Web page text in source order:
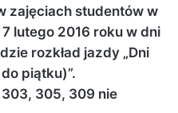
zajęciach studentów w
lutego 2016 roku w dni
rozkład jazdy „Dni
piątku)”.
305, 309 nie